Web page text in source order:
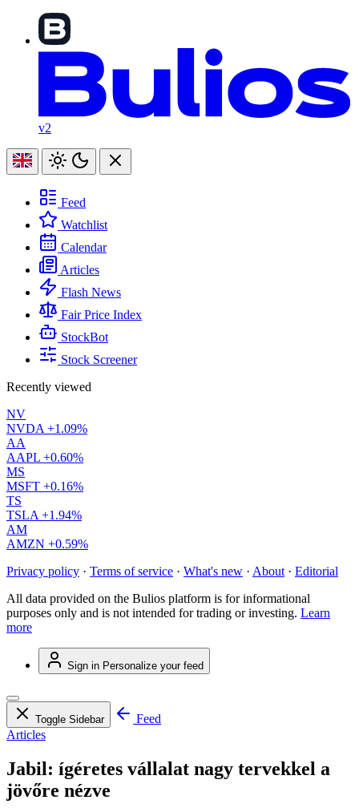
v2
Feed
Watchlist
Calendar
Articles
Flash News
Fair Price Index
StockBot
Stock Screener
Recently viewed
NV
NVDA +1.09%
AA
AAPL +0.60%
MS
MSFT +0.16%
TS
TSLA +1.94%
AM
AMZN +0.59%
Privacy policy · Terms of service · What's new · About · Editorial
All data provided on the Bulios platform is for informational
purposes only and is not intended for trading or investing. Learn
more
Sign in Personalize your feed
Toggle Sidebar
Feed
Articles
Jabil: ígéretes vállalat nagy tervekkel a
jövőre nézve